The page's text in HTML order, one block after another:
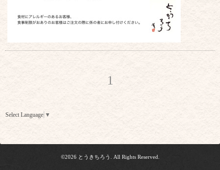
1
Select Language ▼
©2026 とうきちろう . All Rights Reserved.